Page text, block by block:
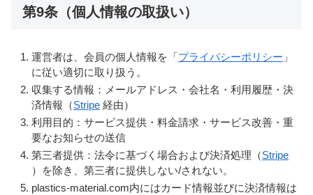
第9条（個人情報の取扱い）
運営者は、会員の個人情報を「プライバシーポリシー 」
に従い適切に取り扱う。
収集する情報：メールアドレス・会社名・利用履歴・決
済情報（Stripe 経由）
利用目的：サービス提供・料金請求・サービス改善・重
要なお知らせの送信
第三者提供：法令に基づく場合および決済処理（Stripe
）を除き、第三者に提供しない/されない。
plastics-material.com内にはカード情報並びに決済情報は